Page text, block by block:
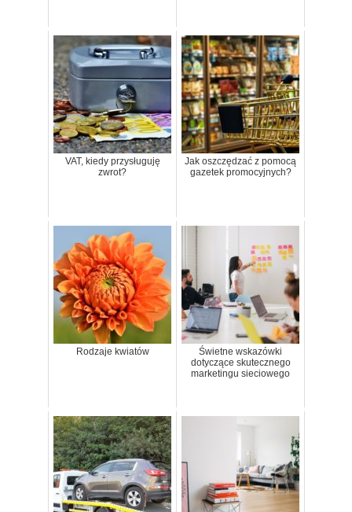
VAT, kiedy przysługuję
zwrot?
Jak oszczędzać z pomocą
gazetek promocyjnych?
Rodzaje kwiatów
Świetne wskazówki
dotyczące skutecznego
marketingu sieciowego